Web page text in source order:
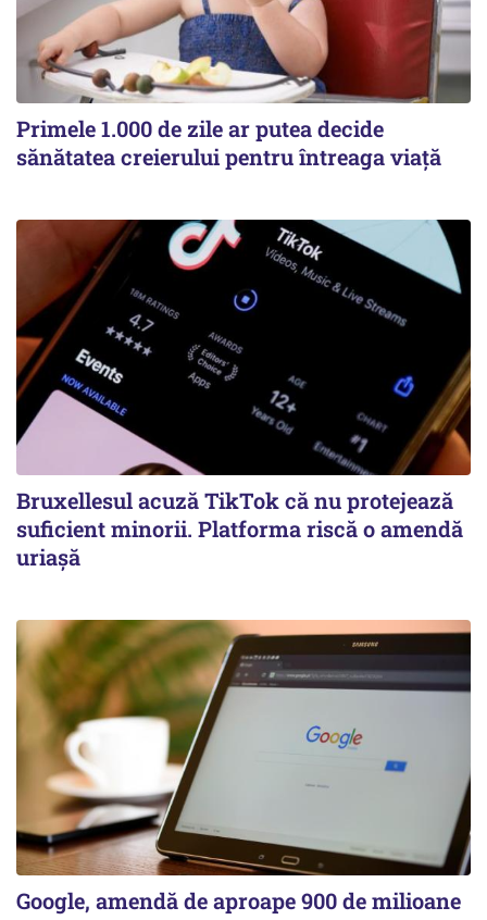
Primele 1.000 de zile ar putea decide
sănătatea creierului pentru întreaga viață
Bruxellesul acuză TikTok că nu protejează
suficient minorii. Platforma riscă o amendă
uriașă
Google, amendă de aproape 900 de milioane